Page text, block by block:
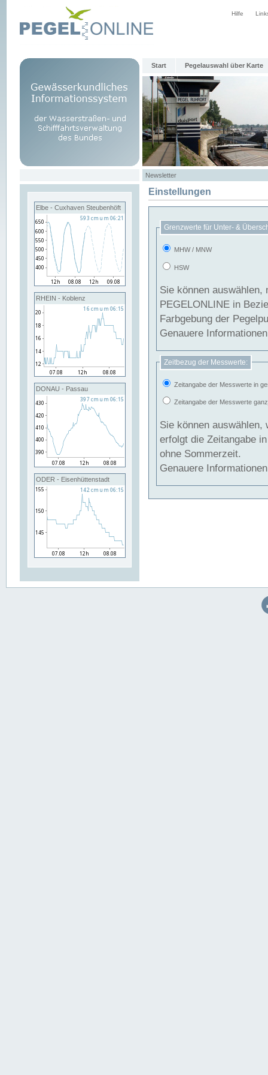
Hilfe
Start Pegelauswahl über Karte
Newsletter
Elbe - Cuxhaven Steubenhöft
RHEIN - Koblenz
DONAU - Passau
ODER - Eisenhüttenstadt
Einstellungen
Grenzwerte für Unter- &
MHW / MNW
HSW
Sie können
PEGELONLINE in Beziehung
Farbgebung der
Genauere
Zeitbezug der Messwerte:
Zeitangabe der Messwerte in
Zeitangabe der Messwerte
Sie können auswählen,
erfolgt die Zeitangabe
ohne Sommerzeit.
Genauere